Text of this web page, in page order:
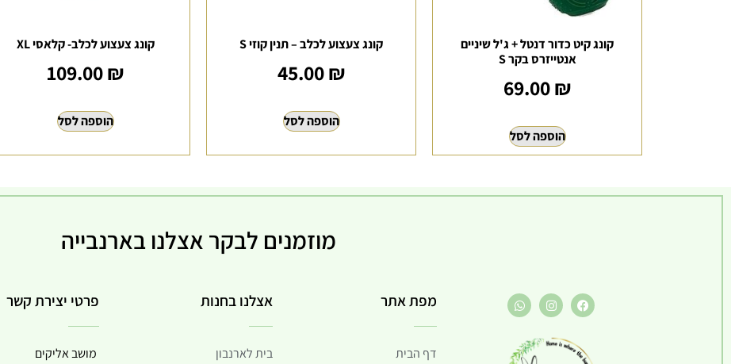
קונג קיט כדור דנטל + ג'ל שיניים
אנטייזרס בקר S
69.00₪
הוספה לסל
קונג צעצוע לכלב – תנין קוזי S
45.00₪
הוספה לסל
קונג צעצוע לכלב- קלאסי XL
109.00₪
הוספה לסל
מוזמנים לבקר אצלנו בארנבייה
מפת אתר
דף הבית
אצלנו בחנות
בית לארנבון
פרטי יצירת קשר
מושב אליקים